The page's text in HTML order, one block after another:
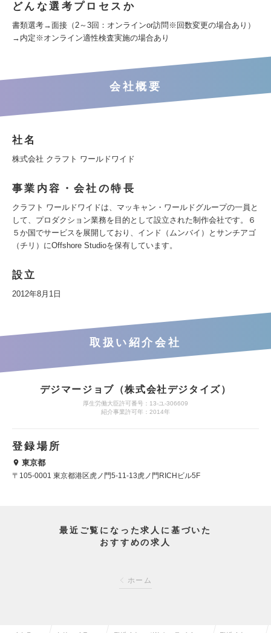
どんな選考プロセスか
書類選考→面接（2～3回：オンラインor訪問※回数変更の場合あり）
→内定※オンライン適性検査実施の場合あり
会社概要
社名
株式会社 クラフト ワールドワイド
事業内容・会社の特長
クラフト ワールドワイドは、マッキャン・ワールドグループの一員と
して、プロダクション業務を目的として設立された制作会社です。６
５か国でサービスを展開しており、インド（ムンバイ）とサンチアゴ
（チリ）にOffshore Studioを保有しています。
設立
2012年8月1日
取扱い紹介会社
デジマージョブ（株式会社デジタイズ）
厚生労働大臣許可番号：13-ユ-306609
紹介事業許可年：2014年
登録場所
東京都
〒105-0001 東京都港区虎ノ門5-11-13虎ノ門RICHビル5F
最近ご覧になった求人に基づいた
おすすめの求人
ホーム